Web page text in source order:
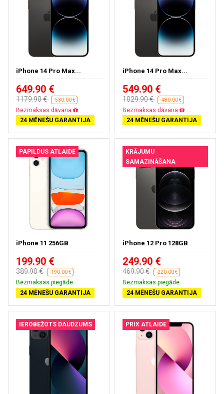
iPhone 14 Pro Max...
649.90 €
1179.90 € -530.00 €
Bezmaksas dāvana
24 MĒNEŠU GARANTIJA
iPhone 14 Pro Max...
549.90 €
1029.90 € -480.00 €
Bezmaksas dāvana
24 MĒNEŠU GARANTIJA
PAPILDUS ATLAIDE
iPhone 11 256GB
199.90 €
389.90 € -190.00 €
Bezmaksas piegāde
24 MĒNEŠU GARANTIJA
KRĀJUMU
SAMAZINĀŠANA
iPhone 12 Pro 128GB
249.90 €
469.90 € -220.00 €
Bezmaksas piegāde
24 MĒNEŠU GARANTIJA
IEROBEŽOTS DAUDZUMS PRIX ATLAIDE